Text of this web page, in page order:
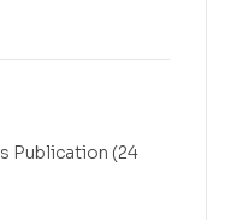
Publication (24